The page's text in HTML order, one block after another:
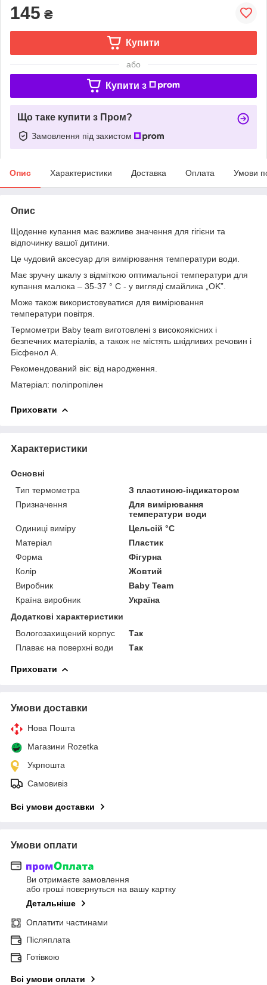
145 ₴
Купити
або
Купити з
Що таке купити з Пром?
Замовлення під захистом
Опис Характеристики Доставка Оплата Умови
Опис
Щоденне купання має важливе значення для гігієни та
відпочинку вашої дитини.
Це чудовий аксесуар для вимірювання температури води.
Має зручну шкалу з відміткою оптимальної температури для
купання малюка – 35-37 ° С - у вигляді смайлика „OK”.
Може також використовуватися для вимірювання
температури повітря.
Термометри Baby team виготовлені з високоякісних і
безпечних матеріалів, а також не містять шкідливих речовин і
Бісфенол А.
Рекомендований вік: від народження.
Матеріал: поліпропілен
Приховати
Характеристики
Основні
Тип термометра
З пластиною-індикатором
Призначення
Для вимірювання
температури води
Одиниці виміру
Цельсій °C
Матеріал
Пластик
Форма
Фігурна
Колір
Жовтий
Виробник
Baby Team
Країна виробник
Україна
Додаткові характеристики
Вологозахищений корпус
Так
Плаває на поверхні води
Так
Приховати
Умови доставки
Нова Пошта
Магазини Rozetka
Укрпошта
Самовивіз
Всі умови доставки
Умови оплати
Ви отримаєте замовлення
або гроші повернуться на вашу картку
Детальніше
Оплатити частинами
Післяплата
Готівкою
Всі умови оплати